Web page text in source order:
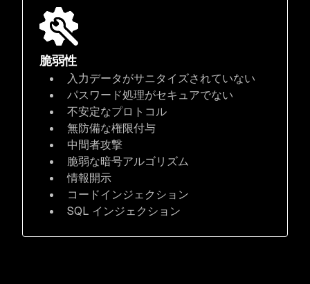
脆弱性
入力データがサニタイズされていない
パスワード処理がセキュアでない
不安定なプロトコル
無防備な権限付与
中間者攻撃
脆弱な暗号アルゴリズム
情報開示
コードインジェクション
SQL インジェクション